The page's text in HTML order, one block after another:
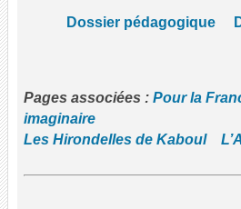
Dossier pédagogique
Pages associées : Pour la
imaginaire
Les Hirondelles de Kaboul